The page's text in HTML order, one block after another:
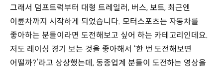
그래서 덤프트럭부터 대형 트레일러, 버스, 보트, 최근엔
이륜차까지 시작하게 되었습니다. 모터스포츠는 자동차를
좋아하는 분들이라면 도전해보고 싶어 하는 카테고리인데요.
저도 레이싱 경기 보는 것을 좋아해서 ‘한 번 도전해보면
어떨까?’라고 상상했는데, 동종업계 분들이 도전하는 영상을